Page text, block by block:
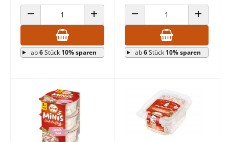
ANZAHL VERRINGERN ANZAHL ERHÖHEN
ab6Stück 10% sparen
ANZAHL VERRINGERN ANZAHL
ab6Stück 10% sparen